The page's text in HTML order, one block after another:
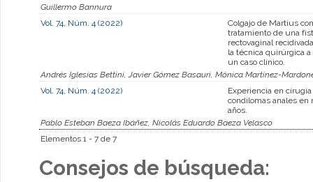
Guillermo Bannura
Vol. 74, Núm. 4 (2022)
Colgajo de Martius
tratamiento de una
rectovaginal
la técnica quirúrgica a
un caso clínico.
Andrés Iglesias Bettini, Javier Gómez Basauri, Mónica Martínez-
Vol. 74, Núm. 4 (2022)
Experiencia en
condilomas anales en
años.
Pablo Esteban Baeza Ibáñez, Nicolás Eduardo Baeza Velasco
Elementos 1 - 7 de 7
Consejos de búsqueda: